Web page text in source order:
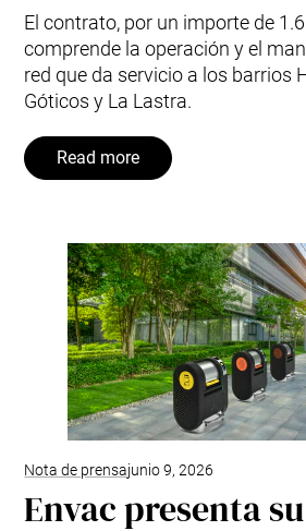
El contrato, por un importe de
comprende la operación y el
red que da servicio a los barrios
Góticos y La Lastra.
Read more
Nota de prensajunio 9, 2026
Envac presenta